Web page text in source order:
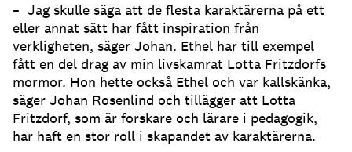
– Jag skulle säga att de flesta karaktärerna på ett
eller annat sätt har fått inspiration från
verkligheten, säger Johan. Ethel har till exempel
fått en del drag av min livskamrat Lotta Fritzdorfs
mormor. Hon hette också Ethel och var kallskänka,
säger Johan Rosenlind och tillägger att Lotta
Fritzdorf, som är forskare och lärare i pedagogik,
har haft en stor roll i skapandet av karaktärerna.